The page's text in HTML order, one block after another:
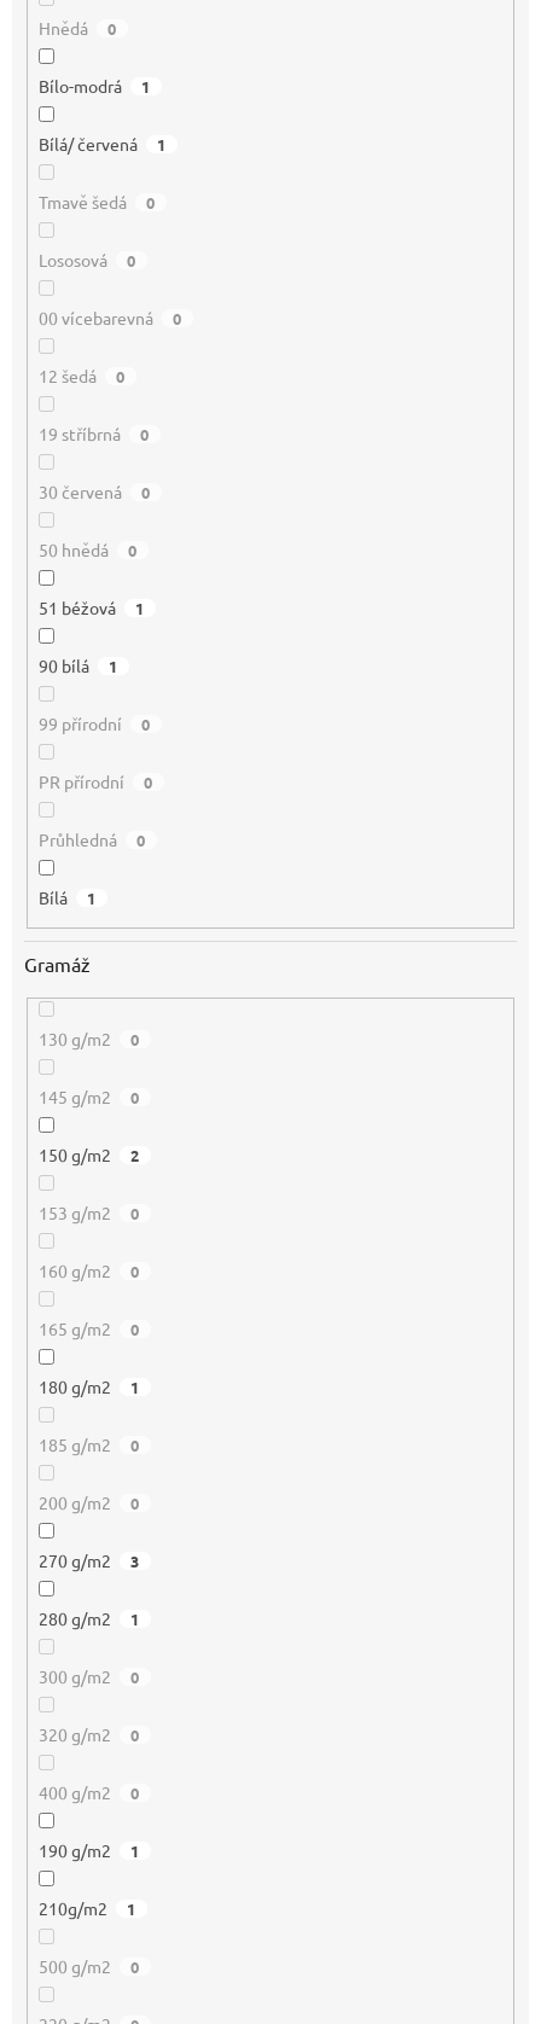
Hnědá 0
Bílo-modrá 1
Bílá/ červená 1
Tmavě šedá 0
Lososová 0
00 vícebarevná 0
12 šedá 0
19 stříbrná 0
30 červená 0
50 hnědá 0
51 béžová 1
90 bílá 1
99 přírodní 0
PR přírodní 0
Průhledná 0
Bílá 1
Gramáž
130 g/m2 0
145 g/m2 0
150 g/m2 2
153 g/m2 0
160 g/m2 0
165 g/m2 0
180 g/m2 1
185 g/m2 0
200 g/m2 0
270 g/m2 3
280 g/m2 1
300 g/m2 0
320 g/m2 0
400 g/m2 0
190 g/m2 1
210g/m2 1
500 g/m2 0